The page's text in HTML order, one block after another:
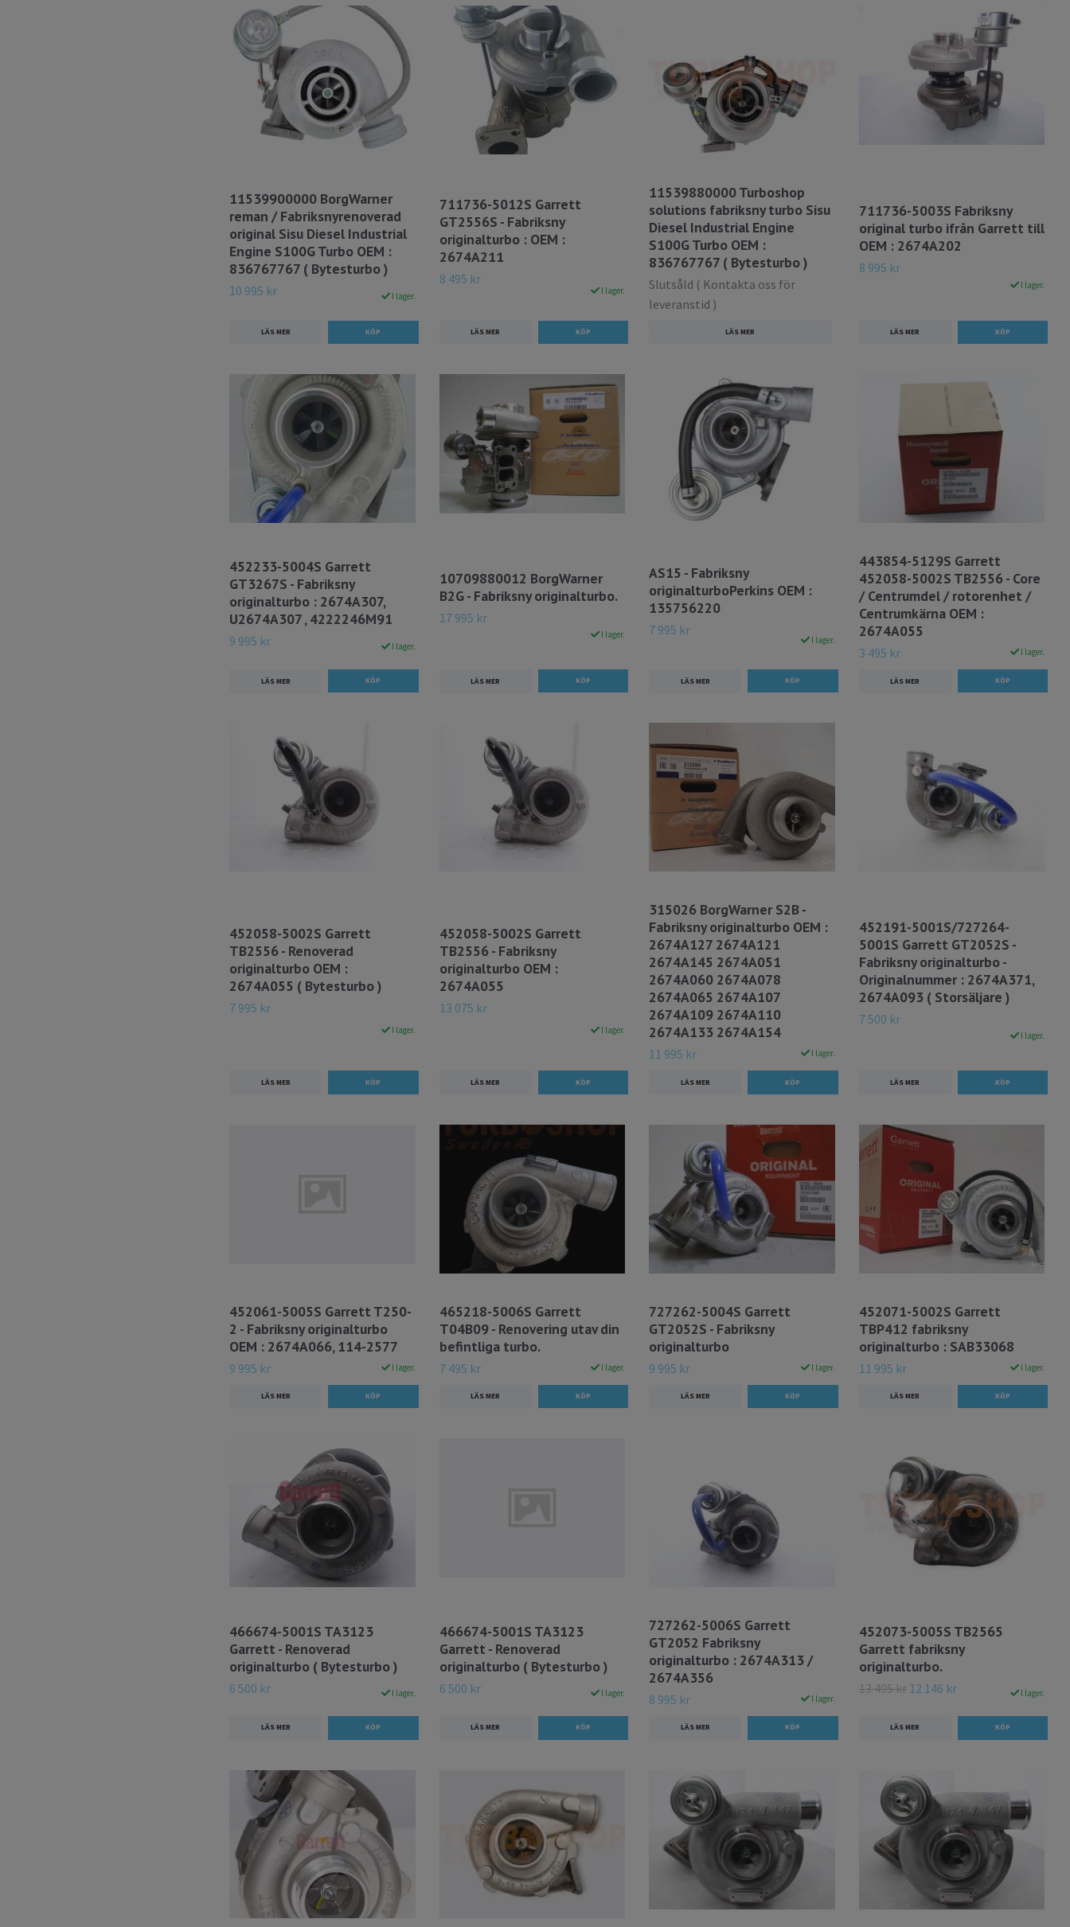
11539900000 BorgWarner
reman / Fabriksnyrenoverad
original Sisu Diesel Industrial
Engine S100G Turbo OEM :
836767767 ( Bytesturbo )
10 995 kr I lager.
LÄS MER
711736-5012S Garrett
GT2556S - Fabriksny
originalturbo : OEM :
2674A211
8 495 kr
I lager.
LÄS MER
11539880000 Turboshop
solutions fabriksny turbo Sisu
Diesel Industrial Engine
S100G Turbo OEM :
836767767 ( Bytesturbo )
Slutsåld ( Kontakta oss för
leveranstid )
LÄS MER
711736-5003S Fabriksny
original turbo ifrån Garrett till
OEM : 2674A202
8 995 kr
I lager.
LÄS MER
452233-5004S Garrett
GT3267S - Fabriksny
originalturbo : 2674A307,
U2674A307 , 4222246M91
9 995 kr I lager.
LÄS MER
10709880012 BorgWarner
B2G - Fabriksny originalturbo.
17 995 kr
I lager.
LÄS MER
AS15 - Fabriksny
originalturboPerkins OEM :
135756220
7 995 kr
I lager.
LÄS MER
443854-5129S Garrett
452058-5002S TB2556 - Core
/ Centrumdel / rotorenhet /
Centrumkärna OEM :
2674A055
3 495 kr I lager.
LÄS MER
452058-5002S Garrett
TB2556 - Renoverad
originalturbo OEM :
2674A055 ( Bytesturbo )
7 995 kr
I lager.
LÄS MER
452058-5002S Garrett
TB2556 - Fabriksny
originalturbo OEM :
2674A055
13 075 kr
I lager.
LÄS MER
315026 BorgWarner S2B -
Fabriksny originalturbo OEM :
2674A127 2674A121
2674A145 2674A051
2674A060 2674A078
2674A065 2674A107
2674A109 2674A110
2674A133 2674A154
11 995 kr I lager.
LÄS MER
452191-5001S/727264-
5001S Garrett GT2052S -
Fabriksny originalturbo -
Originalnummer : 2674A371,
2674A093 ( Storsäljare )
7 500 kr
I lager.
LÄS MER
452061-5005S Garrett T250-
2 - Fabriksny originalturbo
OEM : 2674A066, 114-2577
9 995 kr I lager.
LÄS MER
465218-5006S Garrett
T04B09 - Renovering utav din
befintliga turbo.
7 495 kr I lager.
LÄS MER
727262-5004S Garrett
GT2052S - Fabriksny
originalturbo
9 995 kr I lager.
LÄS MER
452071-5002S Garrett
TBP412 fabriksny
originalturbo : SAB33068
11 995 kr I lager.
LÄS MER
466674-5001S TA3123
Garrett - Renoverad
originalturbo ( Bytesturbo )
6 500 kr I lager.
LÄS MER
466674-5001S TA3123
Garrett - Renoverad
originalturbo ( Bytesturbo )
6 500 kr I lager.
LÄS MER
727262-5006S Garrett
GT2052 Fabriksny
originalturbo : 2674A313 /
2674A356
8 995 kr I lager.
LÄS MER
452073-5005S TB2565
Garrett fabriksny
originalturbo.
13 495 kr 12 146 kr I lager.
LÄS MER